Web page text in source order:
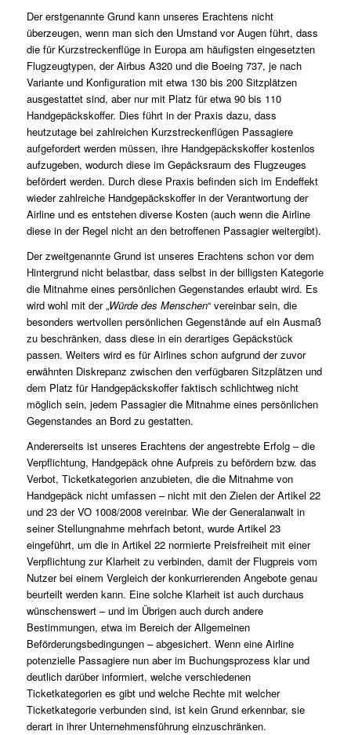
Der erstgenannte Grund kann unseres Erachtens nicht
überzeugen, wenn man sich den Umstand vor Augen führt, dass
die für Kurzstreckenflüge in Europa am häufigsten eingesetzten
Flugzeugtypen, der Airbus A320 und die Boeing 737, je nach
Variante und Konfiguration mit etwa 130 bis 200 Sitzplätzen
ausgestattet sind, aber nur mit Platz für etwa 90 bis 110
Handgepäckskoffer. Dies führt in der Praxis dazu, dass
heutzutage bei zahlreichen Kurzstreckenflügen Passagiere
aufgefordert werden müssen, ihre Handgepäckskoffer kostenlos
aufzugeben, wodurch diese im Gepäcksraum des Flugzeuges
befördert werden. Durch diese Praxis befinden sich im Endeffekt
wieder zahlreiche Handgepäckskoffer in der Verantwortung der
Airline und es entstehen diverse Kosten (auch wenn die Airline
diese in der Regel nicht an den betroffenen Passagier weitergibt).
Der zweitgenannte Grund ist unseres Erachtens schon vor dem
Hintergrund nicht belastbar, dass selbst in der billigsten Kategorie
die Mitnahme eines persönlichen Gegenstandes erlaubt wird. Es
wird wohl mit der „Würde des Menschen“ vereinbar sein, die
besonders wertvollen persönlichen Gegenstände auf ein Ausmaß
zu beschränken, dass diese in ein derartiges Gepäckstück
passen. Weiters wird es für Airlines schon aufgrund der zuvor
erwähnten Diskrepanz zwischen den verfügbaren Sitzplätzen und
dem Platz für Handgepäckskoffer faktisch schlichtweg nicht
möglich sein, jedem Passagier die Mitnahme eines persönlichen
Gegenstandes an Bord zu gestatten.
Andererseits ist unseres Erachtens der angestrebte Erfolg – die
Verpflichtung, Handgepäck ohne Aufpreis zu befördern bzw. das
Verbot, Ticketkategorien anzubieten, die die Mitnahme von
Handgepäck nicht umfassen – nicht mit den Zielen der Artikel 22
und 23 der VO 1008/2008 vereinbar. Wie der Generalanwalt in
seiner Stellungnahme mehrfach betont, wurde Artikel 23
eingeführt, um die in Artikel 22 normierte Preisfreiheit mit einer
Verpflichtung zur Klarheit zu verbinden, damit der Flugpreis vom
Nutzer bei einem Vergleich der konkurrierenden Angebote genau
beurteilt werden kann. Eine solche Klarheit ist auch durchaus
wünschenswert – und im Übrigen auch durch andere
Bestimmungen, etwa im Bereich derAllgemeinen
Beförderungsbedingungen– abgesichert. Wenn eine Airline
potenzielle Passagiere nun aber im Buchungsprozess klar und
deutlich darüber informiert, welche verschiedenen
Ticketkategorien es gibt und welche Rechte mit welcher
Ticketkategorie verbunden sind, ist kein Grund erkennbar, sie
derart in ihrer Unternehmensführung einzuschränken.